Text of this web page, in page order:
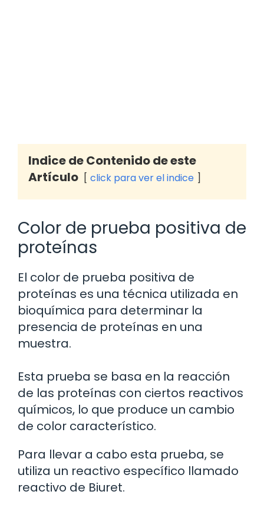
Indice de Contenido de este
Artículo
click para ver el indice
Color de prueba positiva de
proteínas
El color de prueba positiva de
proteínas es una técnica utilizada en
bioquímica para determinar la
presencia de proteínas en una
muestra.
Esta prueba se basa en la reacción
de las proteínas con ciertos reactivos
químicos, lo que produce un cambio
de color característico.
Para llevar a cabo esta prueba, se
utiliza un reactivo específico llamado
reactivo de Biuret.